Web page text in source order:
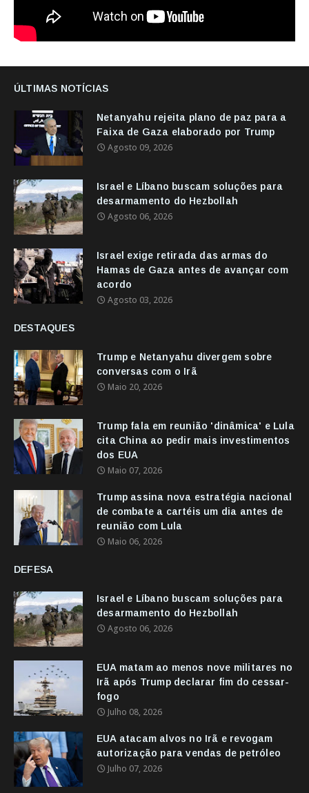
ÚLTIMAS NOTÍCIAS
Netanyahu rejeita plano de paz para a
Faixa de Gaza elaborado por Trump
Agosto 09, 2026
Israel e Líbano buscam soluções para
desarmamento do Hezbollah
Agosto 06, 2026
Israel exige retirada das armas do
Hamas de Gaza antes de avançar com
acordo
Agosto 03, 2026
DESTAQUES
Trump e Netanyahu divergem sobre
conversas com o Irã
Maio 20, 2026
Trump fala em reunião 'dinâmica' e Lula
cita China ao pedir mais investimentos
dos EUA
Maio 07, 2026
Trump assina nova estratégia nacional
de combate a cartéis um dia antes de
reunião com Lula
Maio 06, 2026
DEFESA
Israel e Líbano buscam soluções para
desarmamento do Hezbollah
Agosto 06, 2026
EUA matam ao menos nove militares no
Irã após Trump declarar fim do cessar-
fogo
Julho 08, 2026
EUA atacam alvos no Irã e revogam
autorização para vendas de petróleo
Julho 07, 2026